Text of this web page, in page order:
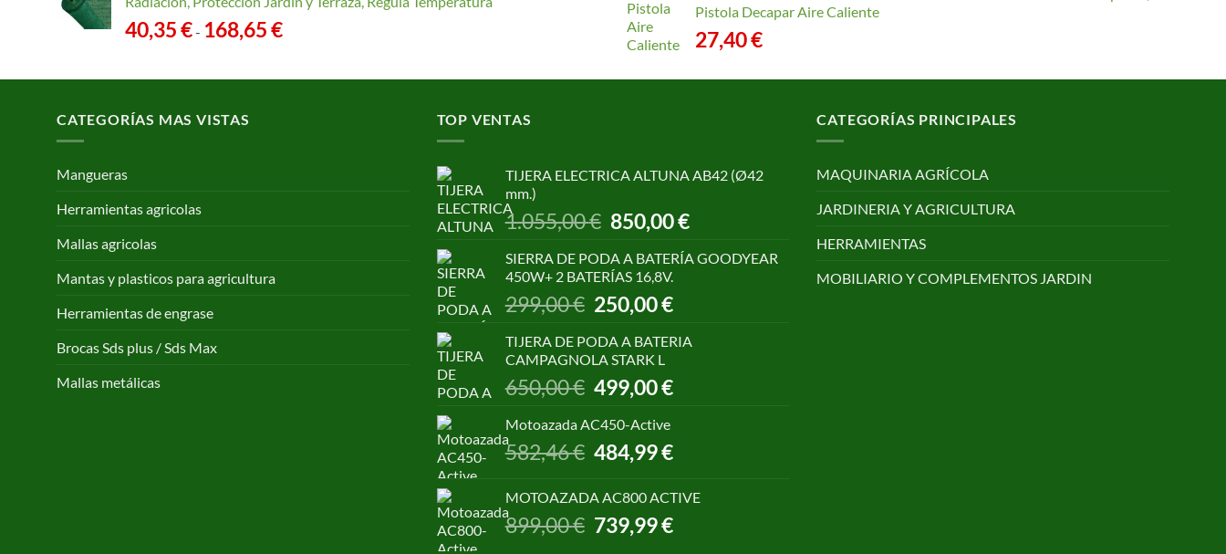
40,35€- 168,65€Rango
desde
Pistola Decapar Aire Caliente
27,40€
CATEGORÍAS MAS VISTAS
Mangueras
Herramientas agricolas
Mallas agricolas
Mantas y plasticos para agricultura
Herramientas de engrase
Brocas Sds plus / Sds Max
Mallas metálicas
TOP VENTAS
TIJERA ELECTRICA ALTUNA AB42 (Ø42
mm.)
1.055,00€ El
precio
original
era:
1.055,00 €.
850,00€El
actual
SIERRA DE PODA A BATERÍA GOODYEAR
450W+ 2 BATERÍAS 16,8V.
299,00€ El
precio
original
era:
299,00 €.
250,00€El
actual
250,00 €.
TIJERA DE PODA A BATERIA
CAMPAGNOLA STARK L
650,00€
El
precio
original
650,00 €.
499,00€El
499,00 €.
Motoazada AC450-Active
582,46€
El
precio
era:
582,46 €.
484,99€El
es:
484,99 €.
MOTOAZADA AC800 ACTIVE
899,00€ El
precio
739,99€El
CATEGORÍAS PRINCIPALES
MAQUINARIA AGRÍCOLA
JARDINERIA Y AGRICULTURA
HERRAMIENTAS
MOBILIARIO Y COMPLEMENTOS JARDIN